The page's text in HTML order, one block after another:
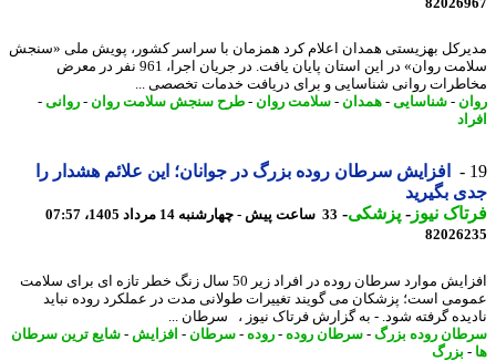
بهزیستی همدان اعلام کرد همزمان با سراسر کشور، پویش ملی «سنجش
سلامت روان» در این استان پایان یافت. در جریان اجرا، 961 نفر در معرض
روانی شناسایی و برای دریافت خدمات تخصصی ...
- شناسایی-همدان- سلامت روان - طرح سنجش سلامت روان - روانی-
افزایش سرطان روده بزرگ در جوانان؛ این علائم هشدار را
بگیرید
نیوز-پزشکی-33 ساعت پیش - چهارشنبه 14 مرداد 1405، 07:57
افزایش موارد سرطان روده در افراد زیر 50 سال زنگ خطر تازه ای برای سلامت
است؛ پزشکان می گویند تغییرات طولانی مدت در عملکرد روده نباید
گرفته شود. - به گزارش فرتاک نیوز ، سرطان ...
روده بزرگ- سرطان روده-روده-سرطان -افزایش -شایع ترین سرطان
بزرگ